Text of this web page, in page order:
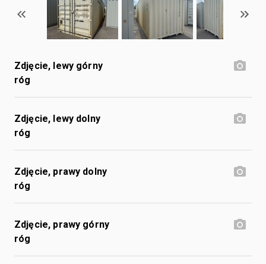
Zdjęcie, lewy górny
róg
Zdjęcie, lewy dolny
róg
Zdjęcie, prawy dolny
róg
Zdjęcie, prawy górny
róg